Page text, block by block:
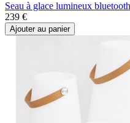
Seau à glace lumineux
239 €
Ajouter au panier